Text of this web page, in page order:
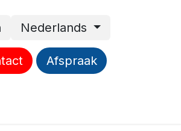
Nederlands
Afspraak